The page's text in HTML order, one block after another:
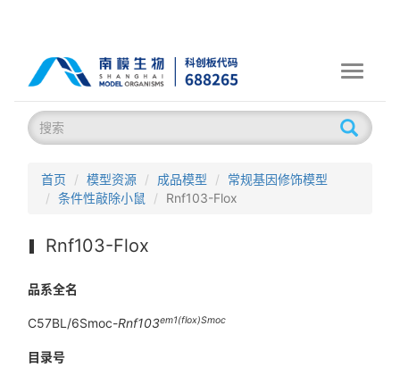
Toggle
首页 模型资源 成品模型
常规基因修饰模型
条件性敲除小鼠
Rnf103-Flox
Rnf103-Flox
品系全名
C57BL/6Smoc-Rnf103em1(flox)Smoc
目录号